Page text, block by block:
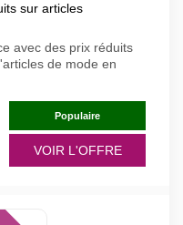
sur articles
avec des prix réduits
de mode en
Populaire
VOIR L'OFFRE